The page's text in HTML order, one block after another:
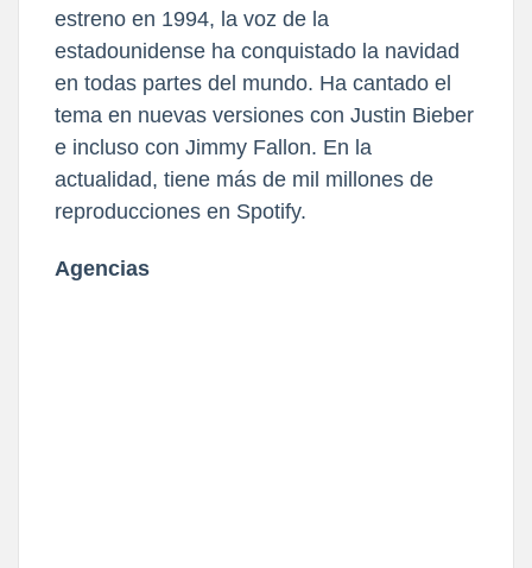
estreno en 1994, la voz de la
estadounidense ha conquistado la navidad
en todas partes del mundo. Ha cantado el
tema en nuevas versiones con Justin Bieber
e incluso con Jimmy Fallon. En la
actualidad, tiene más de mil millones de
reproducciones en Spotify.
Agencias